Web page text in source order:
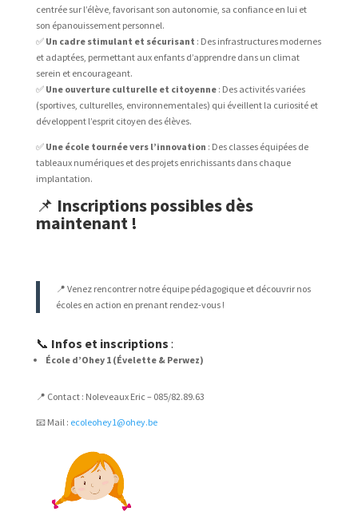
centrée sur l’élève, favorisant son autonomie, sa confiance en lui et
son épanouissement personnel.
✅ Un cadre stimulant et sécurisant : Des infrastructures modernes
et adaptées, permettant aux enfants d’apprendre dans un climat
serein et encourageant.
✅ Une ouverture culturelle et citoyenne: Des activités variées
(sportives, culturelles, environnementales) qui éveillent la curiosité et
développent l’esprit citoyen des élèves.
✅ Une école tournée vers l’innovation : Des classes équipées de
tableaux numériques et des projets enrichissants dans chaque
implantation.
📌 Inscriptions possibles dès
maintenant !
📍 Venez rencontrer notre équipe pédagogique et découvrir nos
écoles en action en prenant rendez-vous !
📞 Infos et inscriptions :
École d’Ohey 1 (Évelette & Perwez)
📍 Contact : Noleveaux Eric – 085/82.89.63
📧 Mail : ecoleohey1@ohey.be